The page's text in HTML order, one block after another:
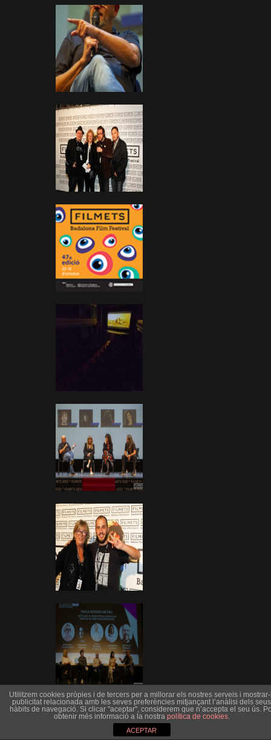
Utilitzem cookies pròpies i de tercers per a millorar els nostres serveis i
publicitat relacionada amb les seves preferències mitjançant l’anàlisi dels seus
hàbits de navegació. Si clicar "aceptar", considerem que n’accepta el seu ús.
obtenir més informació a la nostra política de cookies.
ACEPTAR